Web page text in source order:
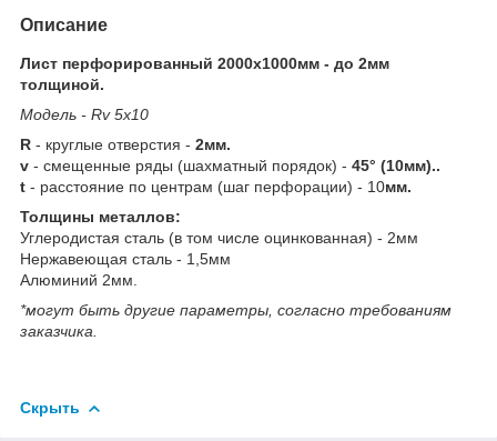
Описание
Лист перфорированный 2000х1000мм - до 2мм
толщиной.
Модель - Rv 5х10
R - круглые отверстия - 2мм.
v - смещенные ряды (шахматный порядок) - 45° (10мм)..
t - расстояние по центрам (шаг перфорации) - 10мм.
Толщины металлов:
Углеродистая сталь (в том числе оцинкованная) - 2мм
Нержавеющая сталь - 1,5мм
Алюминий 2мм.
*могут быть другие параметры, согласно требованиям
заказчика.
Скрыть